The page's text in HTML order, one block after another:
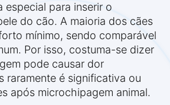
especial para inserir o
do cão. A maioria dos cães
mínimo, sendo comparável
Por isso, costuma-se dizer
pode causar dor
raramente é significativa ou
após microchipagem animal.